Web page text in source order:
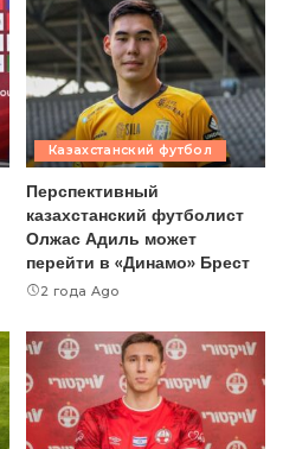
Казахстанский футбол
Перспективный
казахстанский футболист
Олжас Адиль может
перейти в «Динамо» Брест
2 года Ago